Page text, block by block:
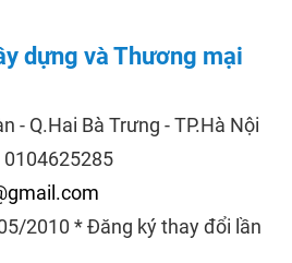
dựng và Thương mại
- Q.Hai Bà Trưng - TP.Hà Nội
0104625285
2010 * Đăng ký thay đổi lần